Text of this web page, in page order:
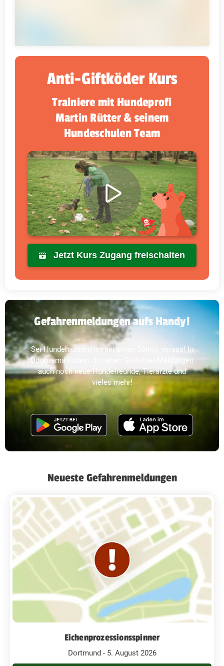
Anti-Giftköder Kurs
Trainiere mit Hundeprofi
Martin Rütter & seinem
Hundeschulen Team
Jetzt Kurs Zugang freischalten
Gefahrenmeldungen aufs Handy!
Sei Hundehassern immer einen Schritt voraus! In
Dogorama findest du neben Giftköder-Meldungen
auch noch neue Hundefreunde, Tierärzte und
vieles mehr!
Neueste Gefahrenmeldungen
Eichenprozessionsspinner
Dortmund - 5. August 2026